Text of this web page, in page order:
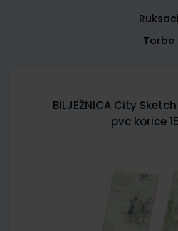
Ruksaci
Torbe
BILJEŽNICA City
pvc korice